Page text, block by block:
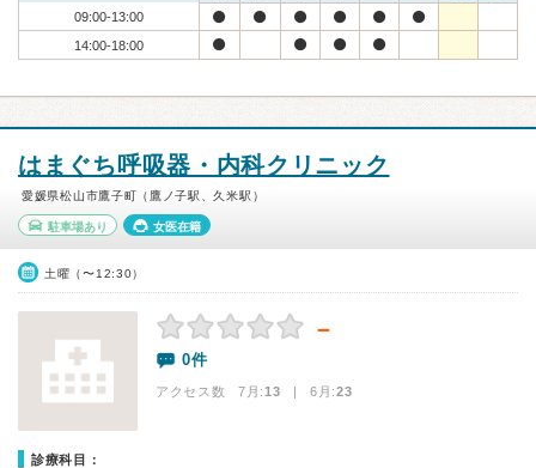
09:00-13:00
14:00-18:00
はまぐち呼吸器・内科クリニック
愛媛県松山市鷹子町（鷹ノ子駅、久米駅）
駐車場あり 女医在籍
土曜（〜12:30）
－
0件
アクセス数 7月:13 | 6月:23
診療科目：